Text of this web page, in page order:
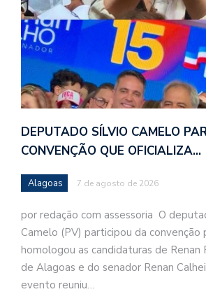
DEPUTADO SÍLVIO CAMELO
CONVENÇÃO QUE OFICIALIZA…
Alagoas 7 de agosto de 2026
por redação com assessoria O
Camelo (PV) participou da convenção
homologou as candidaturas de Renan
de Alagoas e do senador Renan
evento reuniu…